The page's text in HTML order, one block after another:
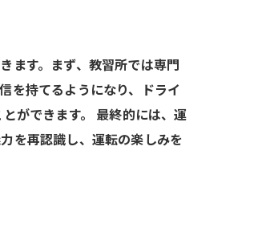
ます。まず、教習所では専門
を持てるようになり、ドライ
ができます。 最終的には、運
を再認識し、運転の楽しみを